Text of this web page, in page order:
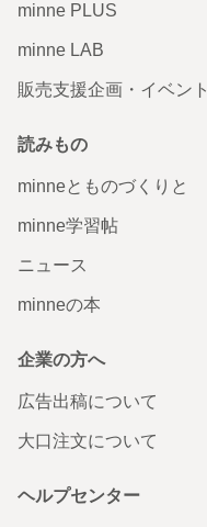
minne PLUS
minne LAB
販売支援企画・イベント
読みもの
minneとものづくりと
minne学習帖
ニュース
minneの本
企業の方へ
広告出稿について
大口注文について
ヘルプセンター